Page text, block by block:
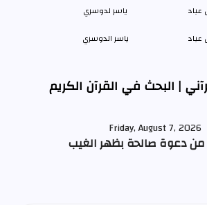
عباد ياسر الدوسري
| البحث في القرآن الكريم
Friday, August 7, 2026
من دعوة صالحة بظهر الغيب